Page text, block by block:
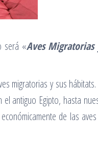
será «Aves
migratorias y sus
antiguo Egipto, hasta
de las